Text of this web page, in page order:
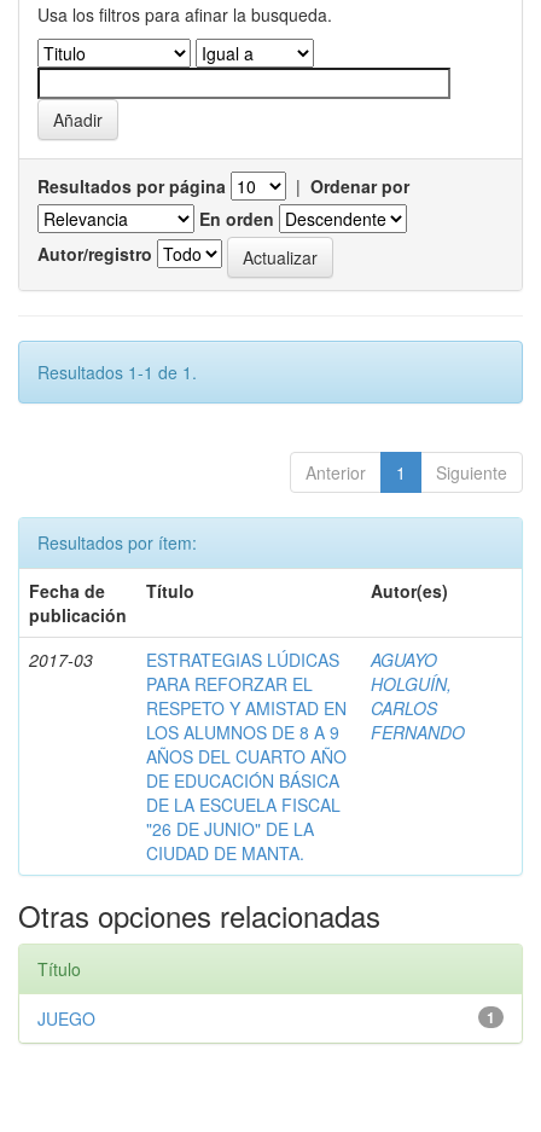
Usa los filtros para afinar la busqueda.
Resultados por página | Ordenar por
En orden
Autor/registro
Resultados 1-1 de 1.
Anterior 1 Siguiente
Resultados por ítem:
Fecha de
publicación
Título Autor(es)
2017-03
ESTRATEGIAS LÚDICAS
PARA REFORZAR EL
RESPETO Y AMISTAD EN
LOS ALUMNOS DE 8 A 9
AÑOS DEL CUARTO AÑO
DE EDUCACIÓN BÁSICA
DE LA ESCUELA FISCAL
"26 DE JUNIO" DE LA
CIUDAD DE MANTA.
AGUAYO
HOLGUÍN,
CARLOS
FERNANDO
Otras opciones relacionadas
Título
1
JUEGO